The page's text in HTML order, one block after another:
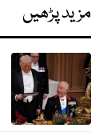
مزید پڑھیں